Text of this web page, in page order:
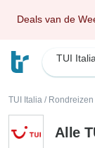
Deals van de
TUI Italia
TUI Italia / Rondreizen
Alle